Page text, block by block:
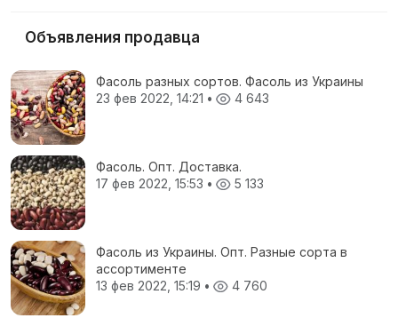
Объявления продавца
Фасоль разных сортов. Фасоль из Украины
23 фев 2022, 14:21 • 4 643
Фасоль. Опт. Доставка.
17 фев 2022, 15:53 • 5 133
Фасоль из Украины. Опт. Разные сорта в
ассортименте
13 фев 2022, 15:19 • 4 760